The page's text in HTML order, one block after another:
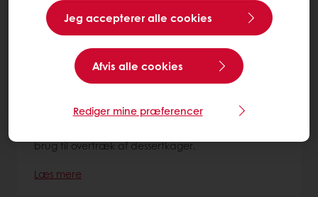
Decorcrem White 520
brug til overtræk af dessertkager.
Læs mere
Jeg accepterer alle cookies
Afvis alle cookies
Rediger mine præferencer